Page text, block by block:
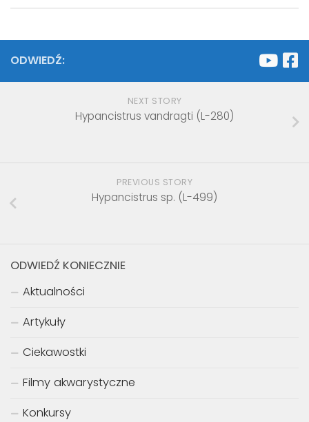
ODWIEDŹ:
NEXT STORY
Hypancistrus vandragti (L-280)
PREVIOUS STORY
Hypancistrus sp. (L-499)
ODWIEDŹ KONIECZNIE
Aktualności
Artykuły
Ciekawostki
Filmy akwarystyczne
Konkursy